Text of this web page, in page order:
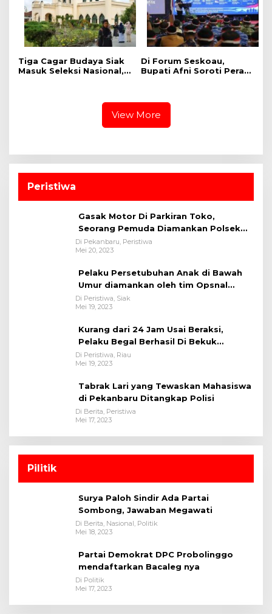
Tiga Cagar Budaya Siak
Masuk Seleksi Nasional,
Di Forum Seskoau,
Bupati Afni Soroti Peran
View More
Peristiwa
Gasak Motor Di Parkiran Toko,
Seorang Pemuda Diamankan Polsek
Bukit Raya
Di Pekanbaru, Peristiwa
Mei 20, 2023
Pelaku Persetubuhan Anak di Bawah
Umur diamankan oleh tim Opsnal
Polsek Tualang-Polres Siak-Polda Riau
Di Peristiwa, Siak
Mei 19, 2023
Kurang dari 24 Jam Usai Beraksi,
Pelaku Begal Berhasil Di Bekuk
Satreskrim Polres Kuansing
Di Peristiwa, Riau
Mei 19, 2023
Tabrak Lari yang Tewaskan Mahasiswa
di Pekanbaru Ditangkap Polisi
Di Berita, Peristiwa
Mei 17, 2023
Pilitik
Surya Paloh Sindir Ada Partai
Sombong, Jawaban Megawati
Di Berita, Nasional, Politik
Mei 18, 2023
Partai Demokrat DPC Probolinggo
mendaftarkan Bacaleg nya
Di Politik
Mei 17, 2023